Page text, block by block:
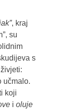
, kraj
su
s
učmalo.
koji
i oluje